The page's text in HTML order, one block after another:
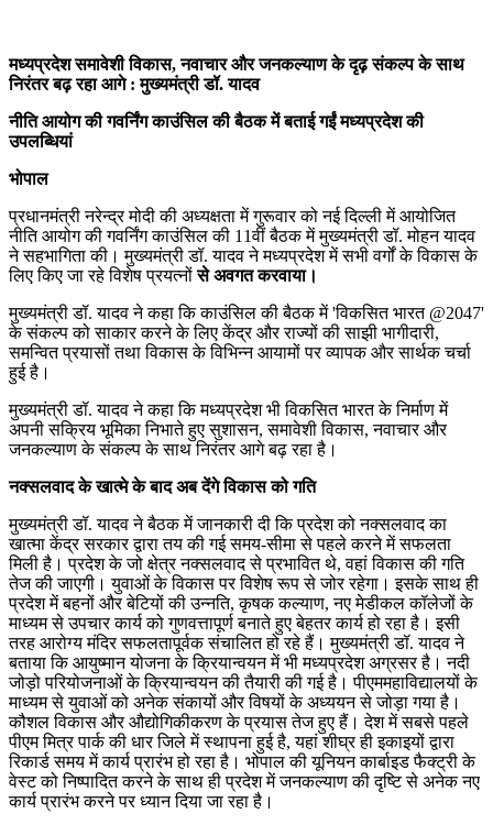
मध्यप्रदेश समावेशी विकास, नवाचार और जनकल्याण के दृढ़ संकल्प के साथ
निरंतर बढ़ रहा आगे : मुख्यमंत्री डॉ. यादव
नीति आयोग की गवर्निंग काउंसिल की बैठक में बताई गईं मध्यप्रदेश की
उपलब्धियां
भोपाल
प्रधानमंत्री नरेन्द्र मोदी की अध्यक्षता में गुरूवार को नई दिल्ली में आयोजित
नीति आयोग की गवर्निंग काउंसिल की 11वीं बैठक में मुख्यमंत्री डॉ. मोहन यादव
ने सहभागिता की। मुख्यमंत्री डॉ. यादव ने मध्यप्रदेश में सभी वर्गों के विकास के
लिए किए जा रहे विशेष प्रयत्नोंसे अवगत करवाया।
मुख्यमंत्री डॉ. यादव ने कहा कि काउंसिल की बैठक में 'विकसित भारत @2047'
के संकल्प को साकार करने के लिए केंद्र और राज्यों की साझी भागीदारी,
समन्वित प्रयासों तथा विकास के विभिन्न आयामों पर व्यापक और सार्थक चर्चा
हुई है।
मुख्यमंत्री डॉ. यादव ने कहा कि मध्यप्रदेश भी विकसित भारत के निर्माण में
अपनी सक्रिय भूमिका निभाते हुए सुशासन, समावेशी विकास, नवाचार और
जनकल्याण के संकल्प के साथ निरंतर आगे बढ़ रहा है।
नक्सलवाद के खात्मे के बाद अब देंगे विकास को गति
मुख्यमंत्री डॉ. यादव ने बैठक में जानकारी दी कि प्रदेश को नक्सलवाद का
खात्मा केंद्र सरकार द्वारा तय की गई समय-सीमा से पहले करने में सफलता
मिली है। प्रदेश के जो क्षेत्र नक्सलवाद से प्रभावित थे, वहां विकास की गति
तेज की जाएगी। युवाओं के विकास पर विशेष रूप से जोर रहेगा। इसके साथ ही
प्रदेश में बहनों और बेटियों की उन्नति, कृषक कल्याण, नए मेडीकल कॉलेजों के
माध्यम से उपचार कार्य को गुणवत्तापूर्ण बनाते हुए बेहतर कार्य हो रहा है। इसी
तरह आरोग्य मंदिर सफलतापूर्वक संचालित हो रहे हैं। मुख्यमंत्री डॉ. यादव ने
बताया कि आयुष्मान योजना के क्रियान्वयन में भी मध्यप्रदेश अग्रसर है। नदी
जोड़ो परियोजनाओं के क्रियान्वयन की तैयारी की गई है। पीएममहाविद्यालयों के
माध्यम से युवाओं को अनेक संकायों और विषयों के अध्ययन से जोड़ा गया है।
कौशल विकास और औद्योगिकीकरण के प्रयास तेज हुए हैं। देश में सबसे पहले
पीएम मित्र पार्क की धार जिले में स्थापना हुई है, यहां शीघ्र ही इकाइयों द्वारा
रिकार्ड समय में कार्य प्रारंभ हो रहा है। भोपाल की यूनियन कार्बाइड फैक्ट्री के
वेस्ट को निष्पादित करने के साथ ही प्रदेश में जनकल्याण की दृष्टि से अनेक नए
कार्य प्रारंभ करने पर ध्यान दिया जा रहा है।